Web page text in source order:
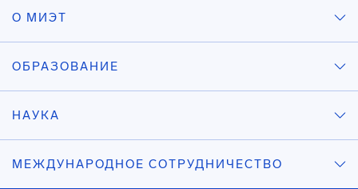
О МИЭТ
ОБРАЗОВАНИЕ
НАУКА
МЕЖДУНАРОДНОЕ СОТРУДНИЧЕСТВО